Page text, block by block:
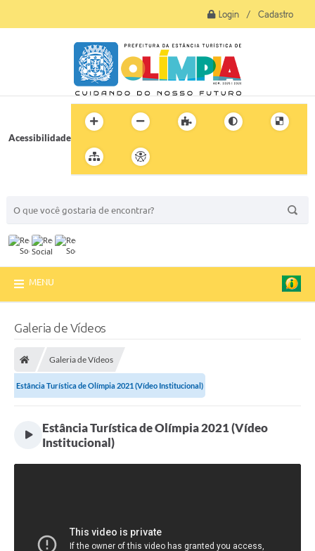
Login / Cadastro
Acessibilidade
MENU
Galeria de Vídeos
Galeria de Vídeos
Estância Turística de Olímpia 2021 (Vídeo Institucional)
Estância Turística de Olímpia 2021 (Vídeo
Institucional)